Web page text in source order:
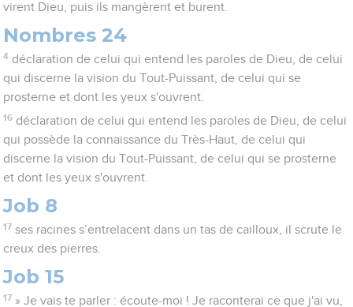
virent Dieu, puis ils mangèrent et burent.
Nombres 24
4 déclaration de celui qui entend les paroles de Dieu, de celui
qui discerne la vision du Tout-Puissant, de celui qui se
prosterne et dont les yeux s'ouvrent.
16 déclaration de celui qui entend les paroles de Dieu, de celui
qui possède la connaissance du Très-Haut, de celui qui
discerne la vision du Tout-Puissant, de celui qui se prosterne
et dont les yeux s'ouvrent.
Job 8
17 ses racines s’entrelacent dans un tas de cailloux, il scrute le
creux des pierres.
Job 15
17 » Je vais te parler : écoute-moi ! Je raconterai ce que j'ai vu,